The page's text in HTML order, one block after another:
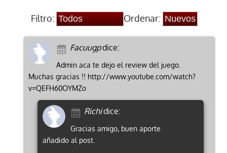
Filtro: Ordenar:
Facuugpdice:
Admin aca te dejo el review del juego.
Muchas gracias !! http://www.youtube.com/watch?
v=QEFH60OYMZo
Richidice:
Gracias amigo, buen aporte
añadido al post.